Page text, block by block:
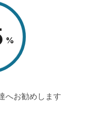
%
へお勧めします